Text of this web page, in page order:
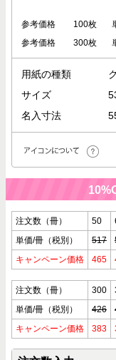
参考価格
100枚
参考価格
300枚
用紙の種類
サイズ
名入寸法
注文数（冊） 50
単価/冊（税別）
517
キャンペーン価格
465
注文数（冊） 300
単価/冊（税別）
426
キャンペーン価格
383